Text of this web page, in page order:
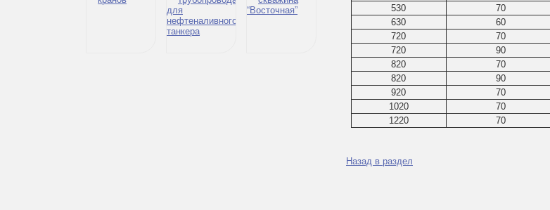
530
70
630
60
720
70
720
90
820
70
820
90
920
70
1020
70
1220
70
Назад в раздел